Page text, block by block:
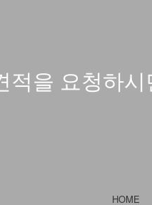
적을 요청하
HOME